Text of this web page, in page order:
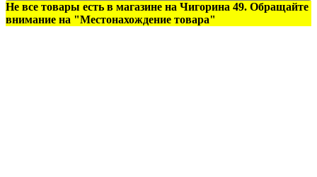
Не все товары есть в магазине на Чигорина 49. Обращайте
внимание на "Местонахождение товара"